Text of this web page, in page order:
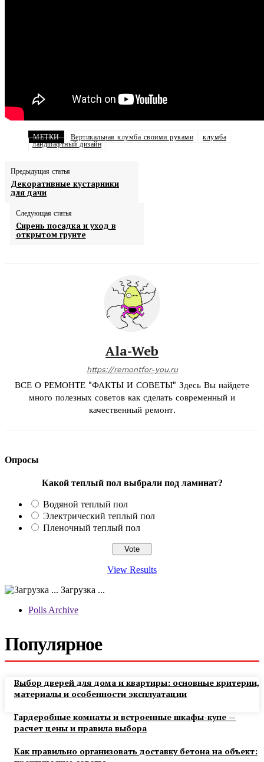
МЕТКИ Вертикальная клумба своими руками
клумба
ландшафтный дизайн
Предыдущая статья
Декоративные кустарники
для дачи
Следующая статья
Сирень посадка и уход в
открытом грунте
Ala-Web
https://remontfor-you.ru
ВСЕ О РЕМОНТЕ "ФАКТЫ И СОВЕТЫ" Здесь Вы найдете
много полезных советов как сделать современный и
качественный ремонт.
Опросы
Какой теплый пол выбрали под ламинат?
Водяной теплый пол
Электрический теплый пол
Пленочный теплый пол
View Results
Загрузка ...
Polls Archive
Популярное
Выбор дверей для дома и квартиры: основные критерии,
материалы и особенности эксплуатации
Гардеробные комнаты и встроенные шкафы-купе —
расчет цены и правила выбора
Как правильно организовать доставку бетона на объект: